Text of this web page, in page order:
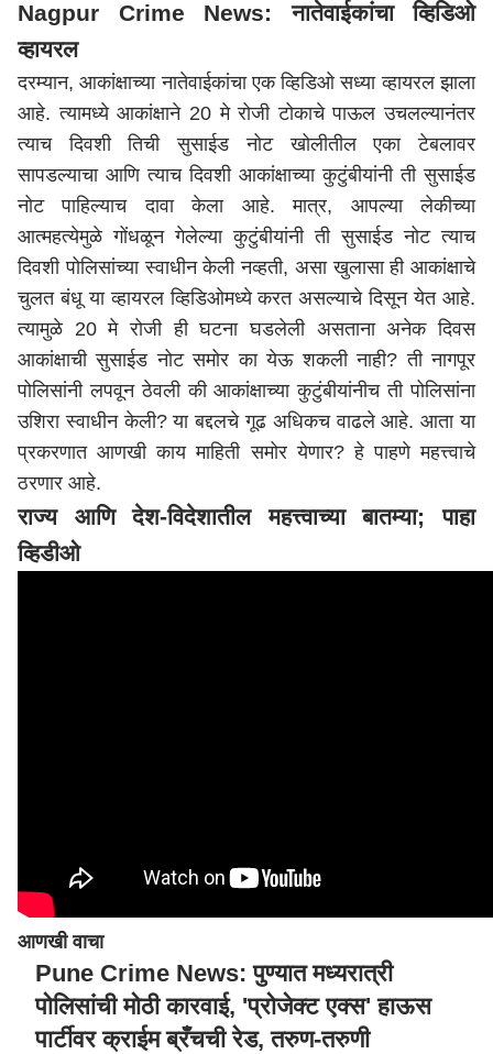
Nagpur Crime News: नातेवाईकांचा व्हिडिओ
व्हायरल
दरम्यान, आकांक्षाच्या नातेवाईकांचा एक व्हिडिओ सध्या व्हायरल झाला
आहे. त्यामध्ये आकांक्षाने 20 मे रोजी टोकाचे पाऊल उचलल्यानंतर
त्याच दिवशी तिची सुसाईड नोट खोलीतील एका टेबलावर
सापडल्याचा आणि त्याच दिवशी आकांक्षाच्या कुटुंबीयांनी ती सुसाईड
नोट पाहिल्याच दावा केला आहे. मात्र, आपल्या लेकीच्या
आत्महत्येमुळे गोंधळून गेलेल्या कुटुंबीयांनी ती सुसाईड नोट त्याच
दिवशी पोलिसांच्या स्वाधीन केली नव्हती, असा खुलासा ही आकांक्षाचे
चुलत बंधू या व्हायरल व्हिडिओमध्ये करत असल्याचे दिसून येत आहे.
त्यामुळे 20 मे रोजी ही घटना घडलेली असताना अनेक दिवस
आकांक्षाची सुसाईड नोट समोर का येऊ शकली नाही? तीनागपूर
पोलिसांनी लपवून ठेवली की आकांक्षाच्या कुटुंबीयांनीच ती पोलिसांना
उशिरा स्वाधीन केली? या बद्दलचे गूढ अधिकच वाढले आहे. आता या
प्रकरणात आणखी काय माहिती समोर येणार? हे पाहणे महत्त्वाचे
ठरणार आहे.
राज्य आणि देश-विदेशातील महत्त्वाच्या बातम्या; पाहा
व्हिडीओ
आणखी वाचा
Pune Crime News: पुण्यात मध्यरात्री
पोलिसांची मोठी कारवाई, 'प्रोजेक्ट एक्स' हाऊस
पार्टीवर क्राईम ब्रँचची रेड, तरुण-तरुणी